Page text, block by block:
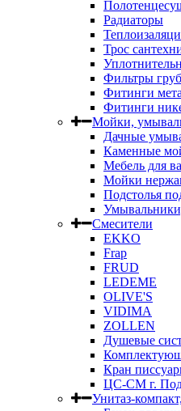
Радиаторы
Трос
Фильтры
Фитинги
Фитинги
Мойки,
Дачные
Каменные
Мебель для
Мойки
Подстолья
Смесители
EKKO
Frap
FRUD
LEDEME
OLIVE'S
VIDIMA
ZOLLEN
Душевые
Кран
ЦС-СМ г.
Унитаз-